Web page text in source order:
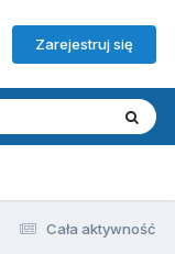
Zarejestruj się
Cała aktywność